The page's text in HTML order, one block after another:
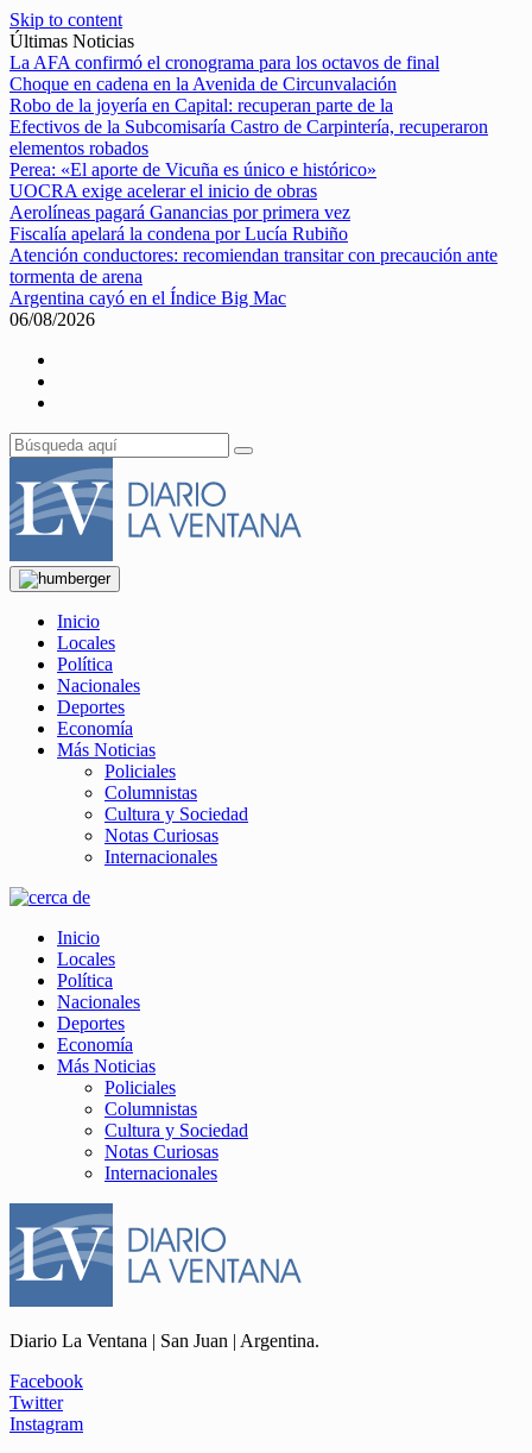
Skip to content
Últimas Noticias
La AFA confirmó el cronograma para los octavos de final
Choque en cadena en la Avenida de Circunvalación
Robo de la joyería en Capital: recuperan parte de la
Efectivos de la Subcomisaría Castro de Carpintería, recuperaron
elementos robados
Perea: «El aporte de Vicuña es único e histórico»
UOCRA exige acelerar el inicio de obras
Aerolíneas pagará Ganancias por primera vez
Fiscalía apelará la condena por Lucía Rubiño
Atención conductores: recomiendan transitar con precaución ante
tormenta de arena
Argentina cayó en el Índice Big Mac
06/08/2026
Inicio
Locales
Política
Nacionales
Deportes
Economía
Más Noticias
Policiales
Columnistas
Cultura y Sociedad
Notas Curiosas
Internacionales
Inicio
Locales
Política
Nacionales
Deportes
Economía
Más Noticias
Policiales
Columnistas
Cultura y Sociedad
Notas Curiosas
Internacionales
Diario La Ventana | San Juan | Argentina.
Facebook
Twitter
Instagram